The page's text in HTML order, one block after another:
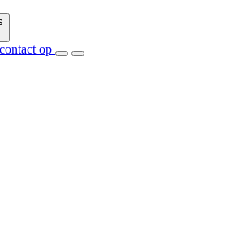
op